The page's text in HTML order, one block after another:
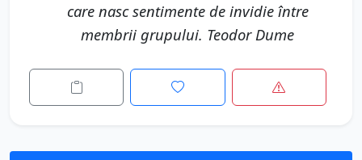
care nasc sentimente de invidie între
membrii grupului. Teodor Dume